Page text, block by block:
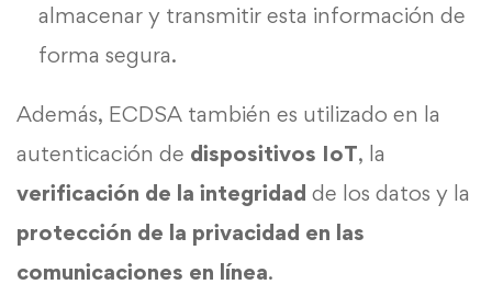
almacenar y transmitir esta información de
forma segura.
Además, ECDSA también es utilizado en la
autenticación de dispositivos IoT, la
verificación de la integridad de los datos y la
protección de la privacidad en las
comunicaciones en línea.